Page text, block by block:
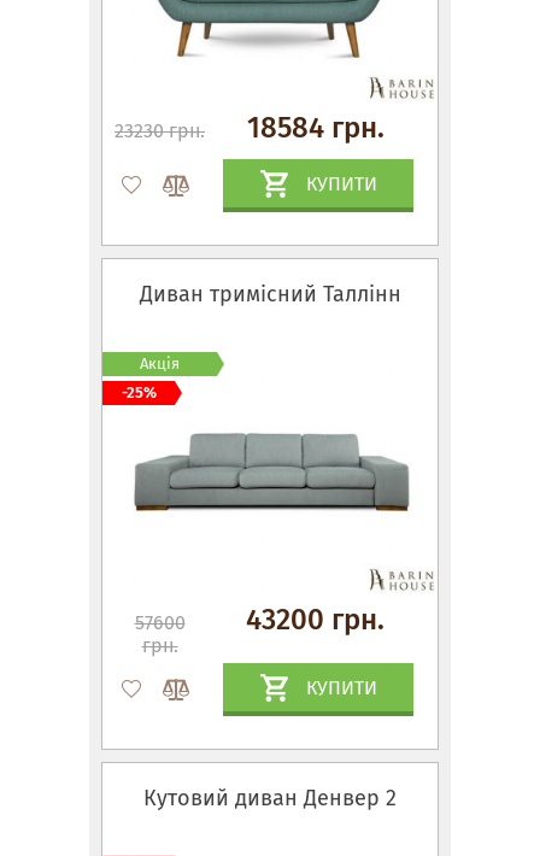
23230 грн. 18584 грн.
КУПИТИ
Диван тримісний Таллінн
57600
грн.
43200 грн.
КУПИТИ
Акція
-25%
Кутовий диван Денвер 2